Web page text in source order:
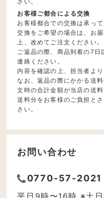
お客様ご都合による交換
お客様都合での交換は承って
交換をご希望の場合は、お
上、改めてご注文ください。
ご返品の際、商品到着の7
連絡ください。
内容を確認の上、担当者よ
なお、返品の際にかかる送
文時の合計金額が当店の送
送料分をお客様のご負担と
さい。
お問い合わせ
0770-57-2021